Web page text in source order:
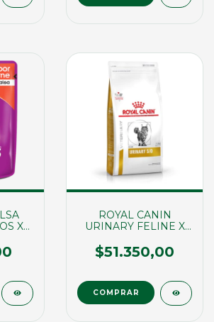
X
ROYAL CANIN
URINARY FELINE X
$51.350,00